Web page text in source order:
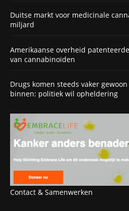
Duitse markt voor medicinale
miljard
Amerikaanse overheid
van cannabinoïden
Drugs komen steeds vaker
binnen: politiek wil opheldering
Contact & Samenwerken